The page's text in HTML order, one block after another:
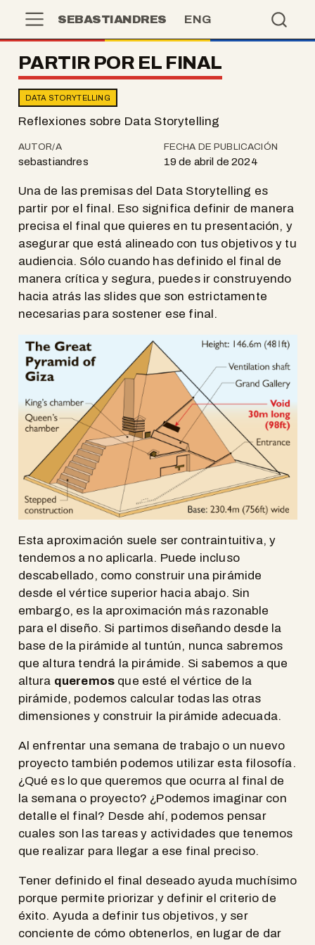
SEBASTIANDRES ENG
PARTIR POR EL FINAL
DATA STORYTELLING
Reflexiones sobre Data Storytelling
AUTOR/A
sebastiandres
FECHA DE PUBLICACIÓN
19 de abril de 2024
Una de las premisas del Data Storytelling es
partir por el final. Eso significa definir de manera
precisa el final que quieres en tu presentación, y
asegurar que está alineado con tus objetivos y tu
audiencia. Sólo cuando has definido el final de
manera crítica y segura, puedes ir construyendo
hacia atrás las slides que son estrictamente
necesarias para sostener ese final.
Esta aproximación suele ser contraintuitiva, y
tendemos a no aplicarla. Puede incluso
descabellado, como construir una pirámide
desde el vértice superior hacia abajo. Sin
embargo, es la aproximación más razonable
para el diseño. Si partimos diseñando desde la
base de la pirámide al tuntún, nunca sabremos
que altura tendrá la pirámide. Si sabemos a que
altura queremos que esté el vértice de la
pirámide, podemos calcular todas las otras
dimensiones y construir la pirámide adecuada.
Al enfrentar una semana de trabajo o un nuevo
proyecto también podemos utilizar esta filosofía.
¿Qué es lo que queremos que ocurra al final de
la semana o proyecto? ¿Podemos imaginar con
detalle el final? Desde ahí, podemos pensar
cuales son las tareas y actividades que tenemos
que realizar para llegar a ese final preciso.
Tener definido el final deseado ayuda muchísimo
porque permite priorizar y definir el criterio de
éxito. Ayuda a definir tus objetivos, y ser
conciente de cómo obtenerlos, en lugar de dar